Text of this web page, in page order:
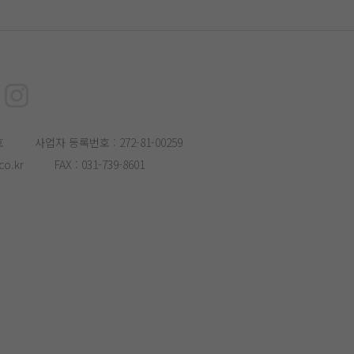
사업자 등록번호 : 272-81-00259
FAX : 031-739-8601